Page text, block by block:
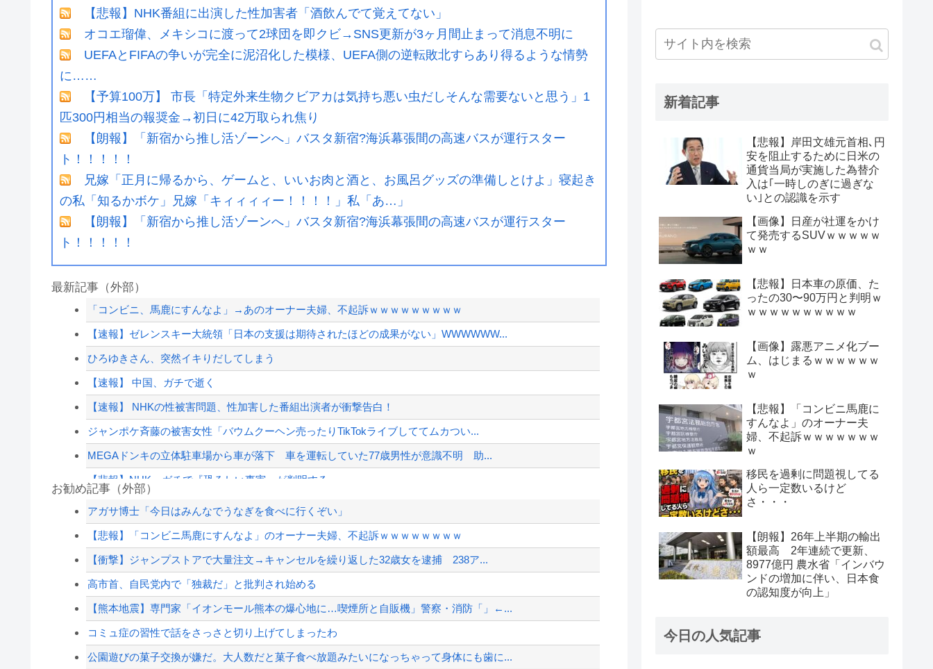
【悲報】NHK番組に出演した性加害者「酒飲んでて覚えてない」
オコエ瑠偉、メキシコに渡って2球団を即クビ→SNS更新が3ヶ月間止まって消息不明に
UEFAとFIFAの争いが完全に泥沼化した模様、UEFA側の逆転敗北すらあり得るような情勢
に……
【予算100万】 市長「特定外来生物クビアカは気持ち悪い虫だしそんな需要ないと思う」1
匹300円相当の報奨金→初日に42万取られ焦り
【朗報】「新宿から推し活ゾーンへ」バスタ新宿?海浜幕張間の高速バスが運行スター
ト！！！！！
兄嫁「正月に帰るから、ゲームと、いいお肉と酒と、お風呂グッズの準備しとけよ」寝起き
の私「知るかボケ」兄嫁「キィィィィー！！！！」私「あ…」
【朗報】「新宿から推し活ゾーンへ」バスタ新宿?海浜幕張間の高速バスが運行スター
ト！！！！！
最新記事（外部）
「コンビニ、馬鹿にすんなよ」→あのオーナー夫婦、不起訴ｗｗｗｗｗｗｗｗｗ
【速報】ゼレンスキー大統領「日本の支援は期待されたほどの成果がない」WWWWWW...
ひろゆきさん、突然イキりだしてしまう
【速報】 中国、ガチで逝く
【速報】 NHKの性被害問題、性加害した番組出演者が衝撃告白！
ジャンポケ斉藤の被害女性「バウムクーヘン売ったりTikTokライブしててムカつい...
MEGAドンキの立体駐車場から車が落下 車を運転していた77歳男性が意識不明 助...
【悲報】NHK、ガチで『恐ろしい事実』が判明する・・・・・
【悲報】キオクシア、また逝く
イオン爆発事故、原因はLPG漏れか…経産省が全国一斉点検
「コンビニ、馬鹿にすんなよ」→あのオーナー夫婦、不起訴ｗｗｗｗｗｗｗｗｗ
アメリカ「日本の円安ヤバくね？アジア経済に影響出るし。」
【配信者】「金バエ」のSNS更新が1週間途絶え、様々な憶測が飛び交う。1週間ぶり...
【緊急速報】NYで警官が黒人男性の首を絞め、暴動第二波不可避へ
お勧め記事（外部）
アガサ博士「今日はみんなでうなぎを食べに行くぞい」
【悲報】「コンビニ馬鹿にすんなよ」のオーナー夫婦、不起訴ｗｗｗｗｗｗｗｗ
【衝撃】ジャンプストアで大量注文→キャンセルを繰り返した32歳女を逮捕 238ア...
高市首、自民党内で「独裁だ」と批判され始める
【熊本地震】専門家「イオンモール熊本の爆心地に…喫煙所と自販機」警察・消防「」←...
コミュ症の習性で話をさっさと切り上げてしまったわ
公園遊びの菓子交換が嫌だ。大人数だと菓子食べ放題みたいになっちゃって身体にも歯に...
新着記事
【悲報】岸田文雄元首相､円
安を阻止するために日米の
通貨当局が実施した為替介
入は｢一時しのぎに過ぎな
い｣との認識を示す
【画像】日産が社運をかけ
て発売するSUVｗｗｗｗｗ
ｗｗ
【悲報】日本車の原価、た
ったの30〜90万円と判明ｗ
ｗｗｗｗｗｗｗｗｗｗ
【画像】露悪アニメ化ブー
ム、はじまるｗｗｗｗｗｗ
ｗ
【悲報】「コンビニ馬鹿に
すんなよ」のオーナー夫
婦、不起訴ｗｗｗｗｗｗｗ
ｗ
移民を過剰に問題視してる
人ら一定数いるけど
さ・・・
【朗報】26年上半期の輸出
額最高 2年連続で更新、
8977億円 農水省「インバウ
ンドの増加に伴い、日本食
の認知度が向上」
今日の人気記事